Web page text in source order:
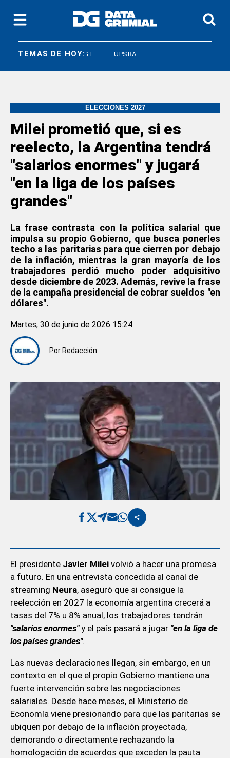
TEMAS DE HOY:
LEY BASES CGT UPSRA
ELECCIONES 2027
Milei prometió que, si es
reelecto, la Argentina tendrá
"salarios enormes" y jugará
"en la liga de los países
grandes"
La frase contrasta con la política salarial que
impulsa su propio Gobierno, que busca ponerles
techo a las paritarias para que cierren por debajo
de la inflación, mientras la gran mayoría de los
trabajadores perdió mucho poder adquisitivo
desde diciembre de 2023. Además, revive la frase
de la campaña presidencial de cobrar sueldos "en
dólares".
Por Redacción
Martes, 30 de junio de 2026 15:24
El presidente Javier Mileivolvió a hacer una promesa
a futuro. En una entrevista concedida al canal de
streaming Neura, aseguró que si consigue la
reelección en 2027 la economía argentina crecerá a
tasas del 7% u 8% anual, los trabajadores tendrán
"salarios enormes"y el país pasará a jugar "en la liga de
los países grandes".
Las nuevas declaraciones llegan, sin embargo, en un
contexto en el que el propio Gobierno mantiene una
fuerte intervención sobre las negociaciones
salariales. Desde hace meses, el Ministerio de
Economía viene presionando para que las paritarias se
ubiquen por debajo de la inflación proyectada,
demorando o directamente rechazando la
homologación de acuerdos que exceden la pauta